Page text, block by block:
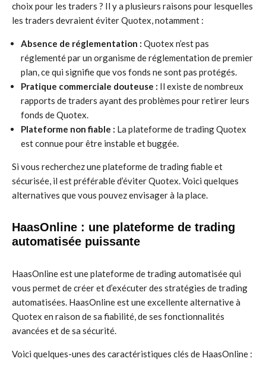
choix pour les traders ? Il y a plusieurs raisons pour lesquelles
les traders devraient éviter Quotex, notamment :
Absence de réglementation : Quotex n’est pas
réglementé par un organisme de réglementation de premier
plan, ce qui signifie que vos fonds ne sont pas protégés.
Pratique commerciale douteuse : Il existe de nombreux
rapports de traders ayant des problèmes pour retirer leurs
fonds de Quotex.
Plateforme non fiable : La plateforme de trading Quotex
est connue pour être instable et buggée.
Si vous recherchez une plateforme de trading fiable et
sécurisée, il est préférable d’éviter Quotex. Voici quelques
alternatives que vous pouvez envisager à la place.
HaasOnline : une plateforme de trading
automatisée puissante
HaasOnline est une plateforme de trading automatisée qui
vous permet de créer et d’exécuter des stratégies de trading
automatisées. HaasOnline est une excellente alternative à
Quotex en raison de sa fiabilité, de ses fonctionnalités
avancées et de sa sécurité.
Voici quelques-unes des caractéristiques clés de HaasOnline :